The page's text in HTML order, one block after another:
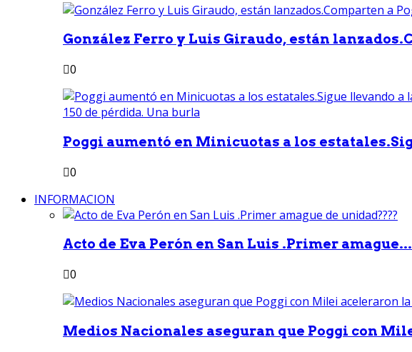
González Ferro y Luis Giraudo, están
0
Poggi aumentó en Minicuotas a los
0
INFORMACION
Acto de Eva Perón en San Luis .Primer amague...
0
Medios Nacionales aseguran que Poggi con